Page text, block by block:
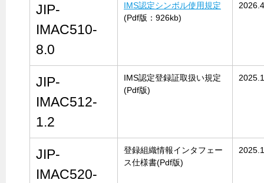
JIP-
IMAC510-
8.0
IMS認定シンボル使用規定
(Pdf版：926kb)
JIP-
IMAC512-
1.2
IMS認定登録証取扱い規定
(Pdf版)
JIP-
IMAC520-
登録組織情報インタフェー
ス仕様書(Pdf版)